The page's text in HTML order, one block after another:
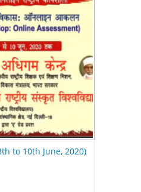
to 10th June, 2020)